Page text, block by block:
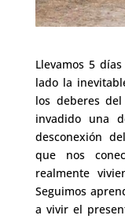
Llevamos 5
lado la
los deberes
invadido una
desconexión
que nos
realmente
Seguimos
a vivir el